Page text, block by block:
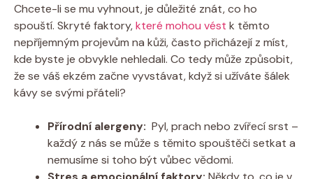
‌Chcete-li ⁤se ‍mu vyhnout, je důležité⁣ znát,​ co ho
⁤spouští. ‌Skryté‍ faktory,které mohou vést k těmto⁤
nepříjemným⁢ projevům na kůži, často ⁢přicházejí z míst,
kde byste je obvykle⁤ nehledali. Co ‍tedy ‍může⁤ způsobit,
že se váš ekzém ​začne vyvstávat,⁣ když si⁣ užíváte ​šálek
kávy se svými přáteli?
Přírodní alergeny: ⁤ Pyl, prach nebo zvířecí ‌srst⁢ –
každý z ​nás‌ se může s těmito ‍spouštěči⁣ setkat ‌a
nemusíme si toho být vůbec ⁣vědomi.